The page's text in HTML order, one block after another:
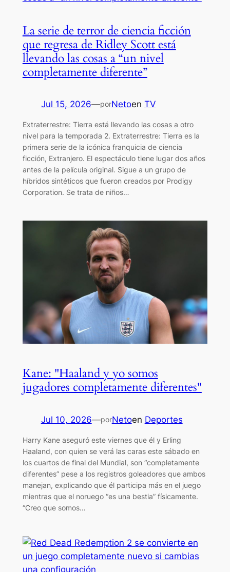
La serie de terror de ciencia ficción
que regresa de Ridley Scott está
llevando las cosas a “un nivel
completamente diferente”
Jul 15, 2026—porNetoen TV
Extraterrestre: Tierra está llevando las cosas a otro
nivel para la temporada 2. Extraterrestre: Tierra es la
primera serie de la icónica franquicia de ciencia
ficción, Extranjero. El espectáculo tiene lugar dos años
antes de la película original. Sigue a un grupo de
híbridos sintéticos que fueron creados por Prodigy
Corporation. Se trata de niños…
Kane: "Haaland y yo somos
jugadores completamente diferentes"
Jul 10, 2026—porNetoen Deportes
Harry Kane aseguró este viernes que él y Erling
Haaland, con quien se verá las caras este sábado en
los cuartos de final del Mundial, son “completamente
diferentes” pese a los registros goleadores que ambos
manejan, explicando que él participa más en el juego
mientras que el noruego “es una bestia” físicamente.
“Creo que somos…